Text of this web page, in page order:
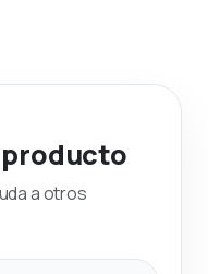
a otros